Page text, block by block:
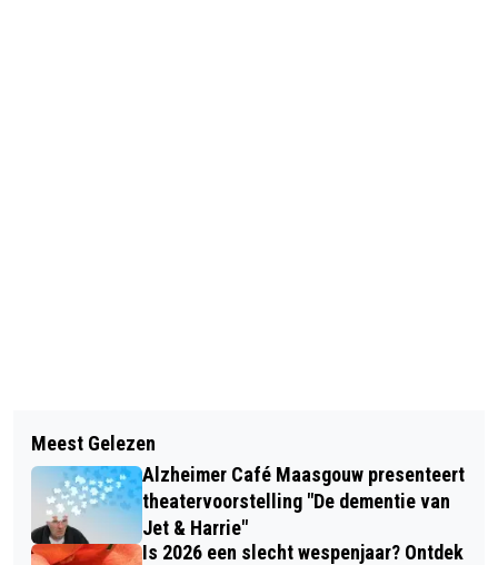
SAMEN WERKEN AAN EEN VEILIGE
SCHOOLOMGEVING
UNIEKE WINTERBELEVING AAN DE
MAASPLASSEN: DINEER IN EEN
VERWARMDE PRIVÉ-DOME
Meest Gelezen
Alzheimer Café Maasgouw presenteert
theatervoorstelling "De dementie van
Jet & Harrie"
Is 2026 een slecht wespenjaar? Ontdek